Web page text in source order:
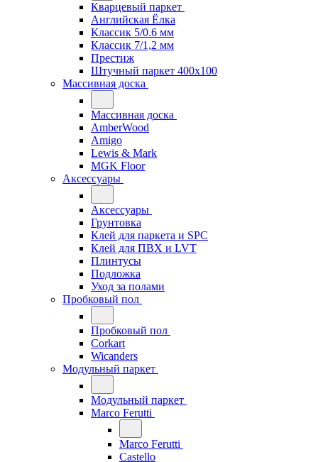
Кварцевый паркет
Английская Ёлка
Классик 5/0.6 мм
Классик 7/1,2 мм
Престиж
Штучный паркет 400x100
Массивная доска
Массивная доска
AmberWood
Amigo
Lewis & Mark
MGK Floor
Аксессуары
Аксессуары
Грунтовка
Клей для паркета и SPC
Клей для ПВХ и LVT
Плинтусы
Подложка
Уход за полами
Пробковый пол
Пробковый пол
Corkart
Wicanders
Модульный паркет
Модульный паркет
Marco Ferutti
Marco Ferutti
Castello